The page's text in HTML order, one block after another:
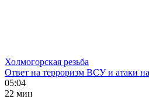
Холмогорская резьба
Ответ на терроризм ВСУ и атаки
05:04
22 мин